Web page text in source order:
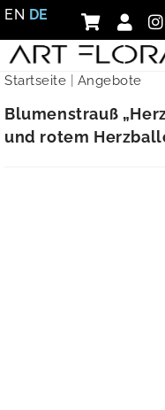
EN DE
Startseite Angebote
Blumenstrauß
und rotem